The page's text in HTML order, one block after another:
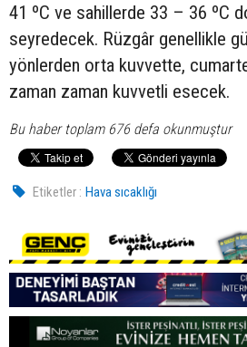
41 ºC ve sahillerde 33 – 36 ºC
seyredecek. Rüzgâr genellikle
yönlerden orta kuvvette,
zaman zaman kuvvetli esecek.
Bu haber toplam 676 defa okunmuştur
Etiketler : Hava sıcaklığı